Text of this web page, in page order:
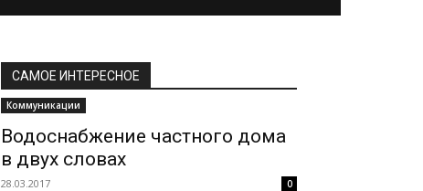
САМОЕ ИНТЕРЕСНОЕ
Коммуникации
Водоснабжение частного дома
в двух словах
28.03.2017 0